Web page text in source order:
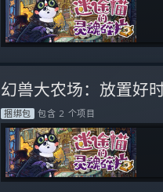
幻兽大农场：放置好
捆绑包 包含 2 个项目